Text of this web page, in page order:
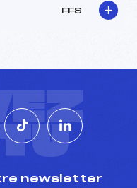
FFS
newsletter